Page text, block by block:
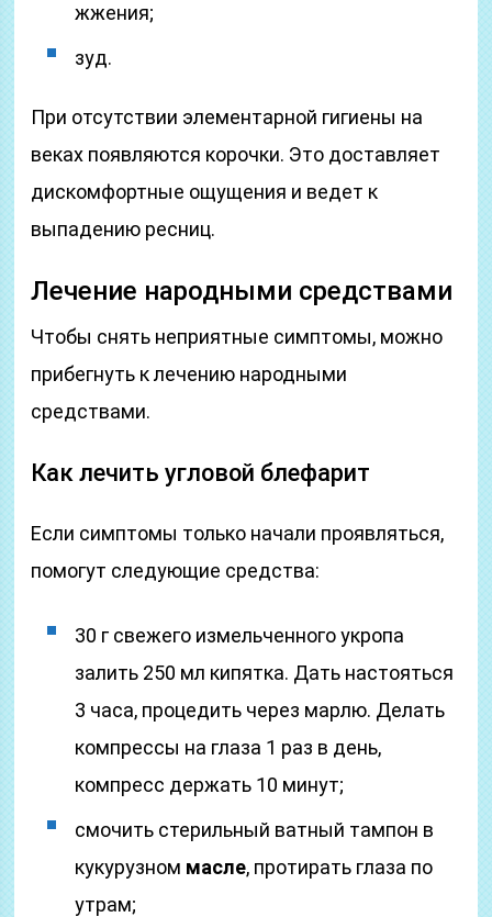
жжения;
зуд.
При отсутствии элементарной гигиены на
веках появляются корочки. Это доставляет
дискомфортные ощущения и ведет к
выпадению ресниц.
Лечение народными средствами
Чтобы снять неприятные симптомы, можно
прибегнуть к лечению народными
средствами.
Как лечить угловой блефарит
Если симптомы только начали проявляться,
помогут следующие средства:
30 г свежего измельченного укропа
залить 250 мл кипятка. Дать настояться
3 часа, процедить через марлю. Делать
компрессы на глаза 1 раз в день,
компресс держать 10 минут;
смочить стерильный ватный тампон в
кукурузном масле, протирать глаза по
утрам;